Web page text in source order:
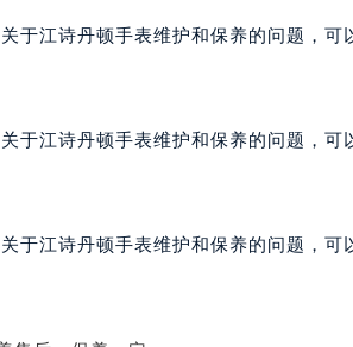
于江诗丹顿手表维护和保养的问题，可
于江诗丹顿手表维护和保养的问题，可
于江诗丹顿手表维护和保养的问题，可